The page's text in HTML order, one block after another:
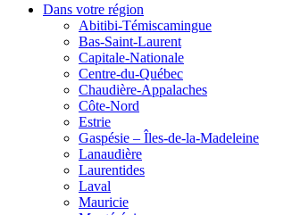
Dans votre région
Abitibi-Témiscamingue
Bas-Saint-Laurent
Capitale-Nationale
Centre-du-Québec
Chaudière-Appalaches
Côte-Nord
Estrie
Gaspésie – Îles-de-la-Madeleine
Lanaudière
Laurentides
Laval
Mauricie